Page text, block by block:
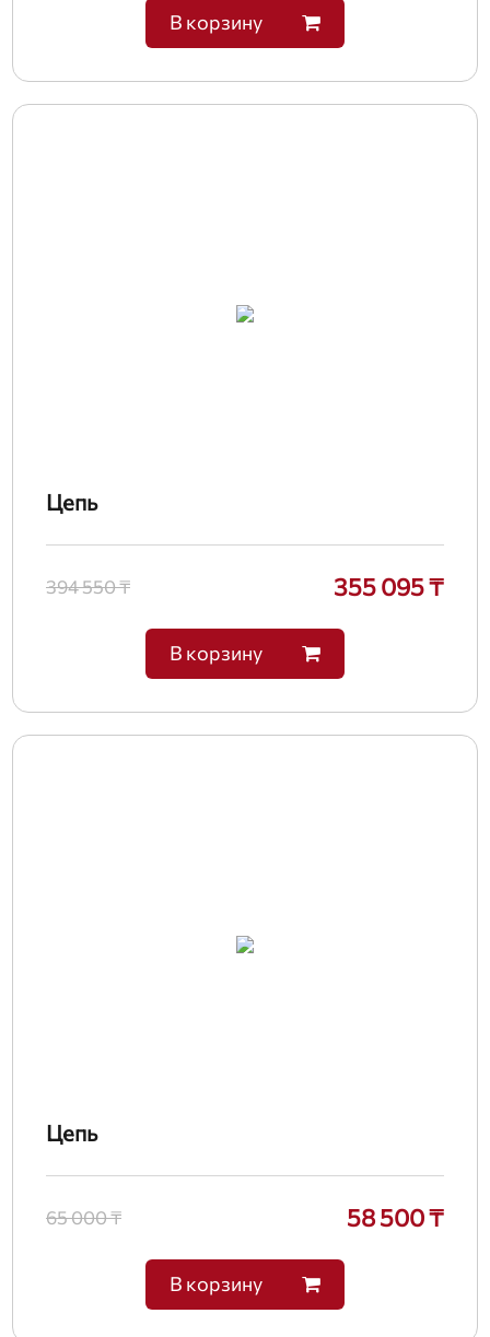
В корзину
Цепь
394 550 ₸ 355 095 ₸
В корзину
Цепь
65 000 ₸ 58 500 ₸
В корзину